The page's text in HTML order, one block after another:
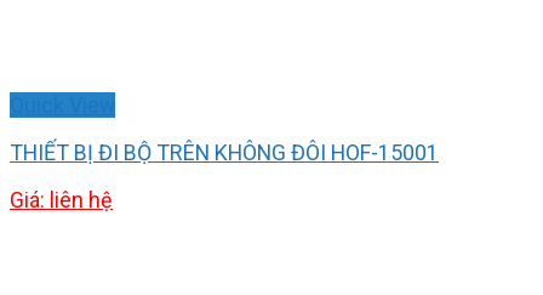
THIẾT BỊ ĐI BỘ TRÊN KHÔNG ĐÔI HOF-15001
Giá: liên hệ